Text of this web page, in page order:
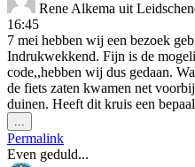
Rene Alkema uit
16:45
7 mei hebben wij een bezoek
Indrukwekkend. Fijn is de
code,,hebben wij dus gedaan.
de fiets zaten kwamen net
duinen. Heeft dit kruis een
...
deze
metabox.
Permalink
Even geduld...